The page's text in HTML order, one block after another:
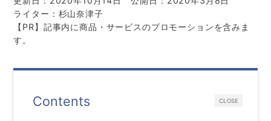
ライター：杉山奈津子
【PR】記事内に商品・サービスのプロモーションを含みま
す。
CLOSE
Contents